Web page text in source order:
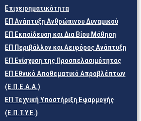
Επιχειρηματικότητα
ΕΠ Ανάπτυξη Ανθρώπινου Δυναμικού
ΕΠ Εκπαίδευση και Δια Βίου Μάθηση
ΕΠ Περιβάλλον και Αειφόρος Ανάπτυξη
ΕΠ Ενίσχυση της Προσπελασιμότητας
ΕΠ Εθνικό Αποθεματικό Απροβλέπτων
(Ε.Π.Ε.Α.Α.)
ΕΠ Τεχνική Υποστήριξη Εφαρμογής
(Ε.Π.Τ.Υ.Ε.)